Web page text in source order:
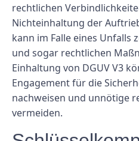
rechtlichen
Nichteinhaltung der
kann im Falle eines Unfalls
und sogar rechtlichen
Einhaltung von DGUV V3
Engagement für die
nachweisen und unnötige
vermeiden.